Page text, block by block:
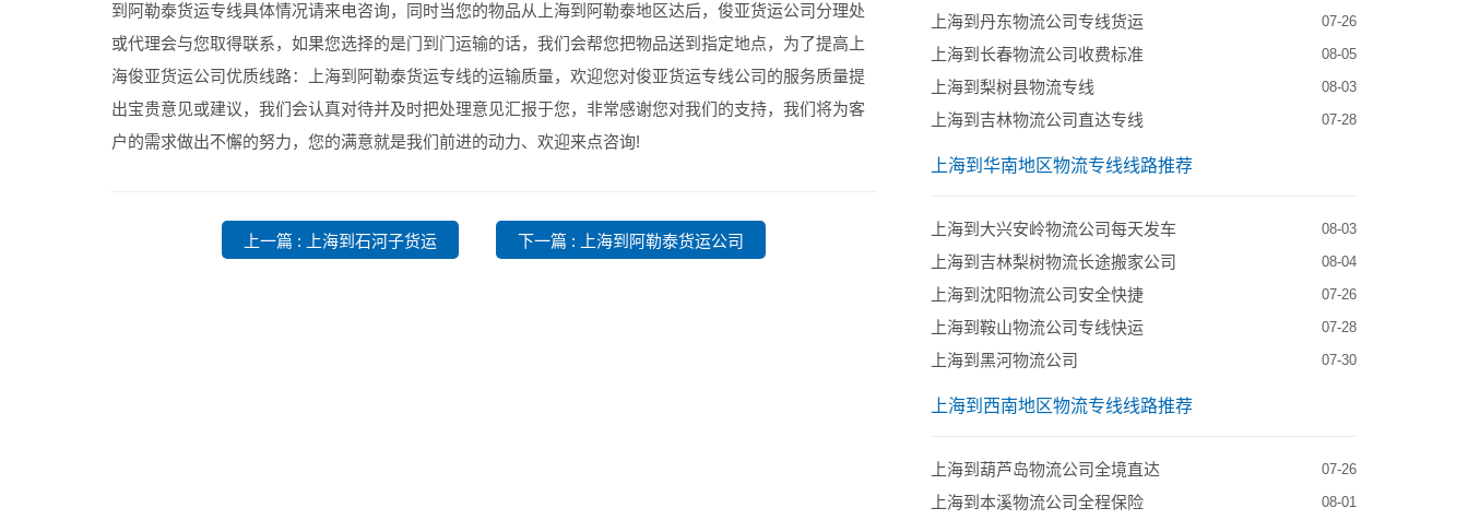
到阿勒泰货运专线具体情况请来电咨询，同时当您的物品从上海到阿勒泰地区达后，俊亚货运公司分理处
或代理会与您取得联系，如果您选择的是门到门运输的话，我们会帮您把物品送到指定地点，为了提高上
海俊亚货运公司优质线路：上海到阿勒泰货运专线的运输质量，欢迎您对俊亚货运专线公司的服务质量提
出宝贵意见或建议，我们会认真对待并及时把处理意见汇报于您，非常感谢您对我们的支持，我们将为客
户的需求做出不懈的努力，您的满意就是我们前进的动力、欢迎来点咨询!
上一篇 : 上海到石河子货运 下一篇 : 上海到阿勒泰货运公司
上海到丹东物流公司专线货运 07-26
上海到长春物流公司收费标准 08-05
上海到梨树县物流专线 08-03
​上海到吉林物流公司直达专线 07-28
上海到华南地区物流专线线路推荐
上海到大兴安岭物流公司每天发车 08-03
上海到吉林梨树物流长途搬家公司 08-04
上海到沈阳物流公司安全快捷 07-26
上海到鞍山物流公司专线快运 07-28
上海到黑河物流公司 07-30
上海到西南地区物流专线线路推荐
上海到葫芦岛物流公司全境直达 07-26
上海到本溪物流公司全程保险 08-01